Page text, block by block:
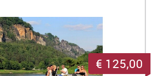
€ 125,00